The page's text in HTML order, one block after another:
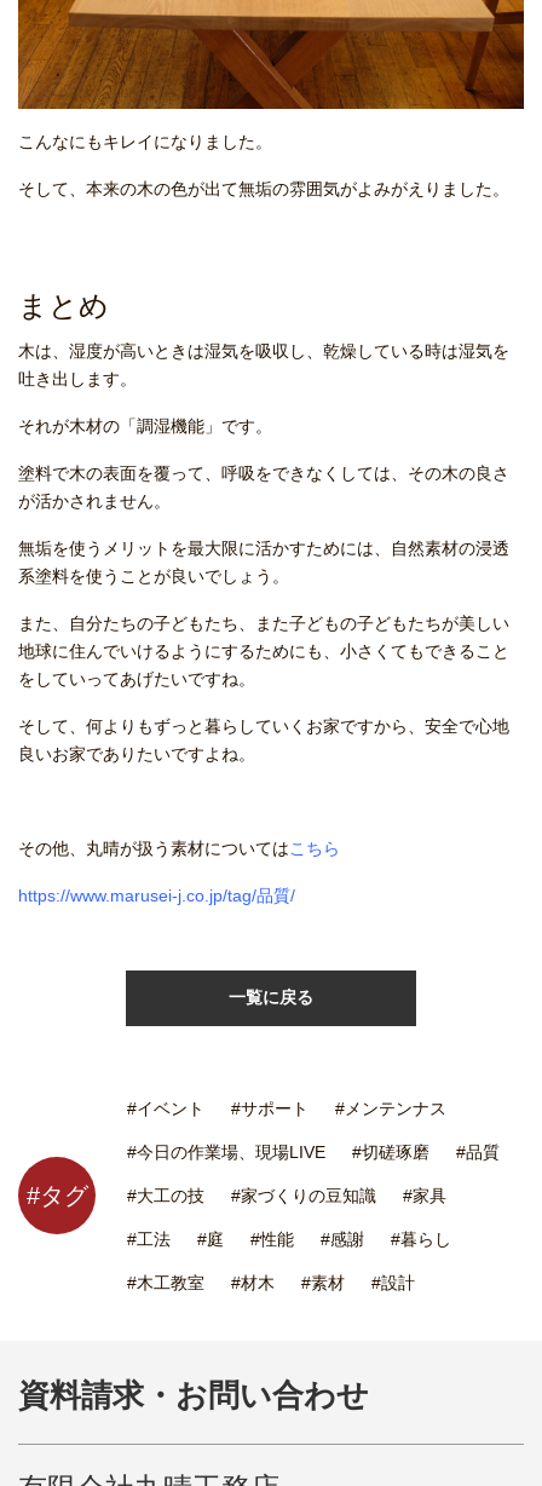
こんなにもキレイになりました。
そして、本来の木の色が出て無垢の雰囲気がよみがえりました。
まとめ
木は、湿度が高いときは湿気を吸収し、乾燥している時は湿気を
吐き出します。
それが木材の「調湿機能」です。
塗料で木の表面を覆って、呼吸をできなくしては、その木の良さ
が活かされません。
無垢を使うメリットを最大限に活かすためには、自然素材の浸透
系塗料を使うことが良いでしょう。
また、自分たちの子どもたち、また子どもの子どもたちが美しい
地球に住んでいけるようにするためにも、小さくてもできること
をしていってあげたいですね。
そして、何よりもずっと暮らしていくお家ですから、安全で心地
良いお家でありたいですよね。
その他、丸晴が扱う素材についてはこちら
https://www.marusei-j.co.jp/tag/品質/
一覧に戻る
#タグ
#イベント #サポート #メンテンナス
#今日の作業場、現場LIVE #切磋琢磨 #品質
#大工の技 #家づくりの豆知識 #家具
#工法 #庭 #性能 #感謝 #暮らし
#木工教室 #材木 #素材 #設計
資料請求・お問い合わせ